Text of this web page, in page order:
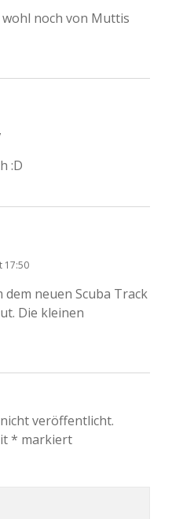
noch von Muttis
:D
17:50
neuen Scuba Track
Die kleinen
veröffentlicht.
* markiert